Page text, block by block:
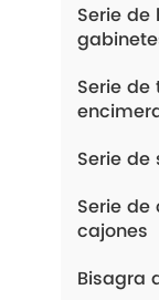
Serie
Serie
Serie
Serie
cajones
Bisagra